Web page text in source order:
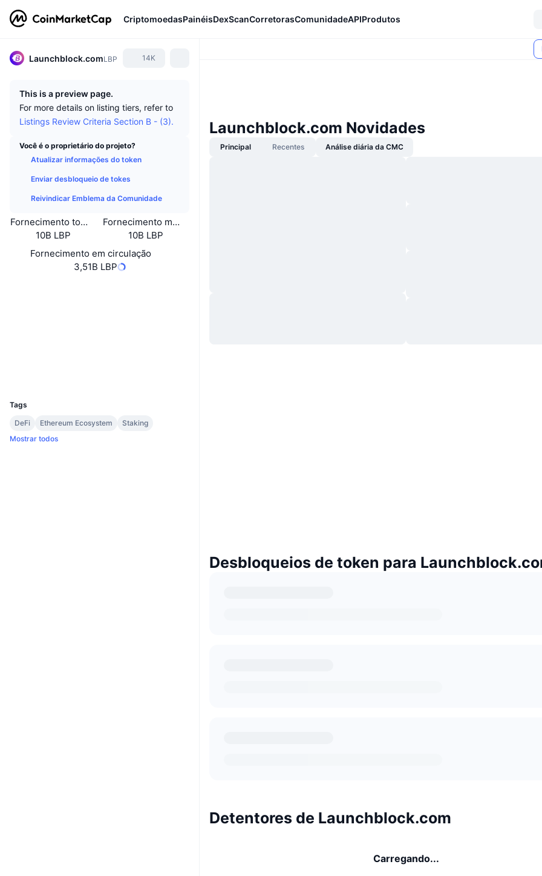
CriptomoedasPainéisDexScanCorretorasComunidadeAPIProdutos
Launchblock.comLBP 14K
This is a preview page.
For more details on listing tiers, refer to
Listings Review Criteria Section B - (3).
Você é o proprietário do projeto?
Atualizar informações do token
Enviar desbloqueio de tokes
Reivindicar Emblema da Comunidade
Fornecimento total
10B LBP
Fornecimento máximo
10B LBP
Fornecimento em circulação
3,51B LBP
Tags
DeFi
Ethereum Ecosystem
Staking
Mostrar todos
Launchblock.com Novidades
Principal Recentes Análise diária da CMC
Desbloqueios de token para
Detentores de Launchblock.com
Carregando...